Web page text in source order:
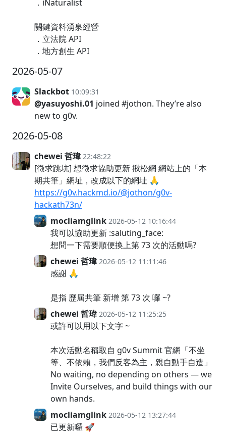
．iNaturalist
關鍵資料湧泉經營
．立法院 API
．地方創生 API
2026-05-07
Slackbot 10:09:31
@yasuyoshi.01 joined #jothon. They’re also
new to g0v.
2026-05-08
chewei 哲瑋 22:48:22
[徵求跳坑] 想徵求協助更新 揪松網 網站上的「本
期共筆」網址，改成以下的網址 🙏
https://g0v.hackmd.io/@jothon/g0v-
hackath73n/
mocliamglink 2026-05-12 10:16:44
我可以協助更新 :saluting_face:
想問一下需要順便換上第 73 次的活動嗎?
chewei 哲瑋 2026-05-12 11:11:46
感謝 🙏
是指 歷屆共筆 新增 第 73 次 囉 ~?
chewei 哲瑋 2026-05-12 11:25:25
或許可以用以下文字 ~
本次活動名稱取自 g0v Summit 官網「不坐
等、不依賴，我們反客為主，親自動手自造」
No waiting, no depending on others — we
Invite Ourselves, and build things with our
own hands.
mocliamglink 2026-05-12 13:27:44
已更新囉 🚀